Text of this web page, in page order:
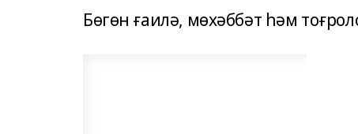
Бөгөн ғаилә, мөхәббәт һәм